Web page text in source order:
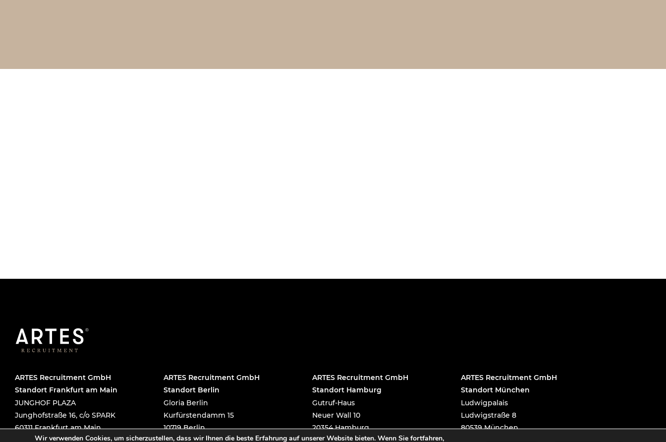
ARTES Recruitment GmbH
Standort Frankfurt am Main
JUNGHOF PLAZA
Junghofstraße 16, c/o SPARK
60311 Frankfurt am Main
ARTES Recruitment GmbH
Standort Berlin
Gloria Berlin
Kurfürstendamm 15
10719 Berlin
ARTES Recruitment GmbH
Standort Hamburg
Gutruf-Haus
Neuer Wall 10
20354 Hamburg
ARTES Recruitment GmbH
Standort München
Ludwigpalais
Ludwigstraße 8
80539 München
Wir verwenden Cookies, um sicherzustellen, dass wir Ihnen die beste Erfahrung auf unserer Website bieten. Wenn Sie fortfahren,